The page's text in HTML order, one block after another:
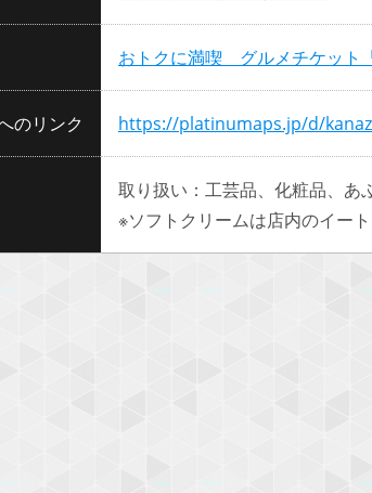
おトクに満喫 グルメチケット
のリンク https://platinumaps.jp/d/
取り扱い：工芸品、化粧品、あ
※ソフトクリームは店内のイー